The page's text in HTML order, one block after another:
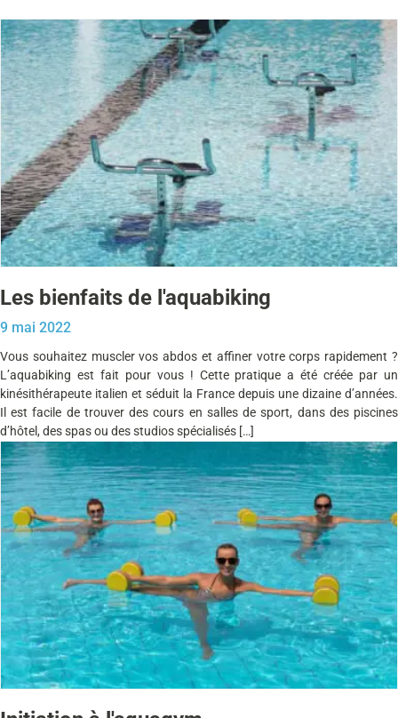
Les bienfaits de l'aquabiking
9 mai 2022
Vous souhaitez muscler vos abdos et affiner votre corps rapidement ?
L’aquabiking est fait pour vous ! Cette pratique a été créée par un
kinésithérapeute italien et séduit la France depuis une dizaine d’années.
Il est facile de trouver des cours en salles de sport, dans des piscines
d’hôtel, des spas ou des studios spécialisés […]